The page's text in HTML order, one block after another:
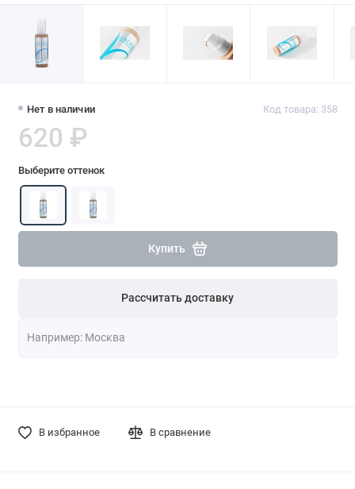
Нет в наличии Код товара: 358
620 ₽
Выберите оттенок
Купить
Рассчитать доставку
В избранное В сравнение